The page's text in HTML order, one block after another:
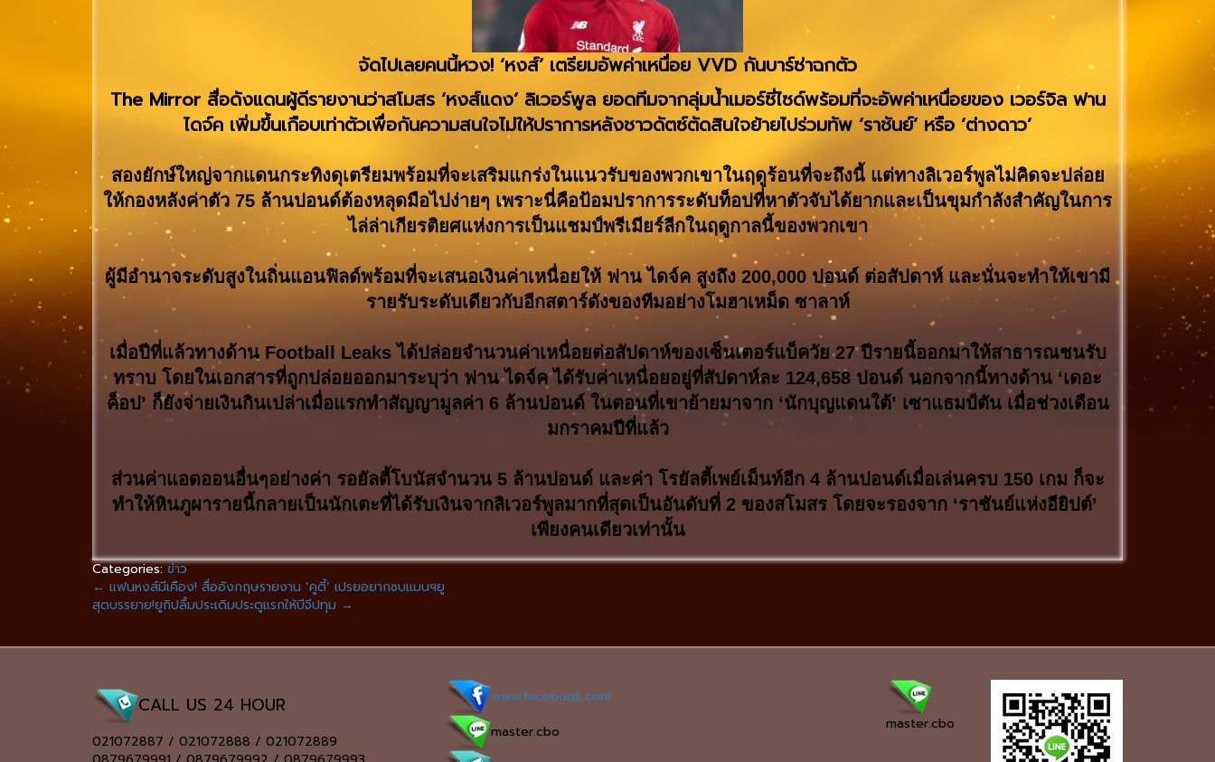
จัดไปเลยคนนี้หวง! ‘หงส์’ เตรียมอัพค่าเหนื่อย VVD กันบาร์ซ่าฉกตัว
The Mirror สื่อดังแดนผู้ดีรายงานว่าสโมสร ‘หงส์แดง’ ลิเวอร์พูล ยอดทีมจากลุ่มน้ำเมอร์ซี่ไซด์พร้อมที่จะอัพค่าเหนื่อยของ เวอร์จิล ฟาน
ไดจ์ค เพิ่มขึ้นเกือบเท่าตัวเพื่อกันความสนใจไม่ให้ปราการหลังชาวดัตซ์ตัดสินใจย้ายไปร่วมทัพ ‘ราชันย์’ หรือ ‘ต่างดาว’
สองยักษ์ใหญ่จากแดนกระทิงดุเตรียมพร้อมที่จะเสริมแกร่งในแนวรับของพวกเขาในฤดูร้อนที่จะถึงนี้ แต่ทางลิเวอร์พูลไม่คิดจะปล่อย
ให้กองหลังค่าตัว 75 ล้านปอนด์ต้องหลุดมือไปง่ายๆ เพราะนี่คือป้อมปราการระดับท็อปที่หาตัวจับได้ยากและเป็นขุมกำลังสำคัญในการ
ไล่ล่าเกียรติยศแห่งการเป็นแชมป์พรีเมียร์ลีกในฤดูกาลนี้ของพวกเขา
ผู้มีอำนาจระดับสูงในถิ่นแอนฟิลด์พร้อมที่จะเสนอเงินค่าเหนื่อยให้ ฟาน ไดจ์ค สูงถึง 200,000 ปอนด์ ต่อสัปดาห์ และนั่นจะทำให้เขามี
รายรับระดับเดียวกับอีกสตาร์ดังของทีมอย่างโมฮาเหม็ด ซาลาห์
เมื่อปีที่แล้วทางด้าน Football Leaks ได้ปล่อยจำนวนค่าเหนื่อยต่อสัปดาห์ของเซ็นเตอร์แบ็ควัย 27 ปีรายนี้ออกมาให้สาธารณชนรับ
ทราบ โดยในเอกสารที่ถูกปล่อยออกมาระบุว่า ฟาน ไดจ์ค ได้รับค่าเหนื่อยอยู่ที่สัปดาห์ละ 124,658 ปอนด์ นอกจากนี้ทางด้าน ‘เดอะ
ค็อป’ ก็ยังจ่ายเงินกินเปล่าเมื่อแรกทำสัญญามูลค่า 6 ล้านปอนด์ ในตอนที่เขาย้ายมาจาก ‘นักบุญแดนใต้’ เซาแธมป์ตัน เมื่อช่วงเดือน
มกราคมปีที่แล้ว
ส่วนค่าแอดออนอื่นๆอย่างค่า รอยัลตี้โบนัสจำนวน 5 ล้านปอนด์ และค่า โรยัลตี้เพย์เม็นท์อีก 4 ล้านปอนด์เมื่อเล่นครบ 150 เกม ก็จะ
ทำให้หินภูผารายนี้กลายเป็นนักเตะที่ได้รับเงินจากลิเวอร์พูลมากที่สุดเป็นอันดับที่ 2 ของสโมสร โดยจะรองจาก ‘ราชันย์แห่งอียิปต์’
เพียงคนเดียวเท่านั้น
Categories:ข่าว
← แฟนหงส์มีเคือง! สื่ออังกฤษรายงาน ‘คูตี้’ เปรยอยากซบแมนฯยู
สุดบรรยาย!ยูกิปลื้มประเดิมประตูแรกให้บีจีปทุม →
CALL US 24 HOUR
021072887 / 021072888 / 021072889
www.facebook.com
master.cbo
master.cbo